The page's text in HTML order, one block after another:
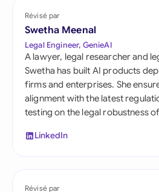
Révisé par
Swetha Meenal
Legal Engineer, GenieAI
A lawyer, legal researcher and
Swetha has built AI products
firms and enterprises. She
alignment with the latest
testing on the legal robustness
LinkedIn
Révisé par